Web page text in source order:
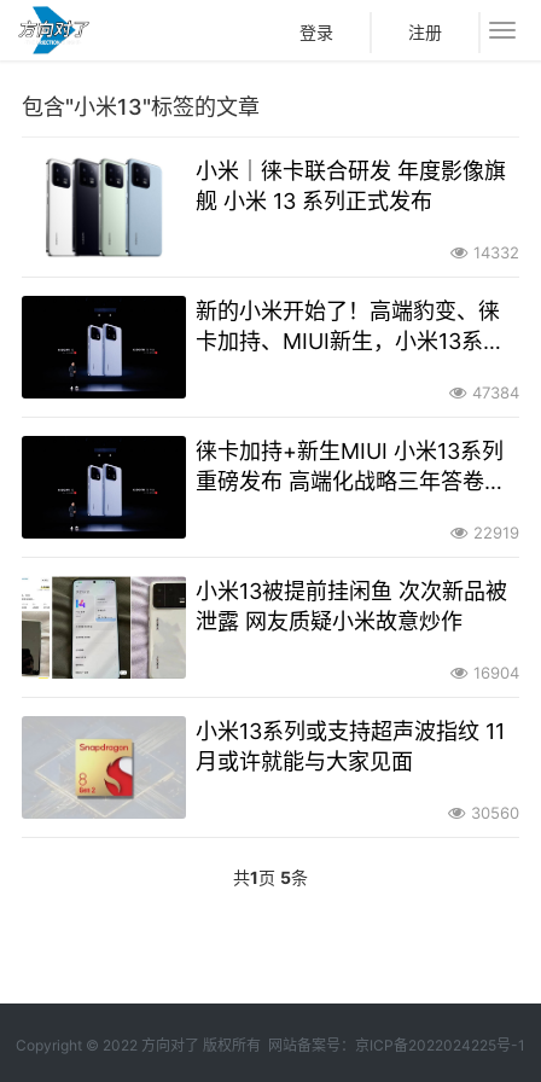
登录 注册
包含"小米13"标签的文章
小米｜徕卡联合研发 年度影像旗
舰 小米 13 系列正式发布
14332
新的小米开始了！高端豹变、徕
卡加持、MIUI新生，小米13系列
47384
徕卡加持+新生MIUI 小米13系列
重磅发布 高端化战略三年答卷你
22919
小米13被提前挂闲鱼 次次新品被
泄露 网友质疑小米故意炒作
16904
小米13系列或支持超声波指纹 11
月或许就能与大家见面
30560
共1页 5条
Copyright © 2022 方向对了 版权所有 网站备案号： 京ICP备2022024225号-1